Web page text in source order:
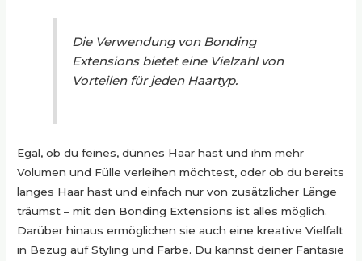
Die Verwendung von Bonding
Extensions bietet eine Vielzahl von
Vorteilen für jeden Haartyp.
Egal, ob du feines, dünnes Haar hast und ihm mehr
Volumen und Fülle verleihen möchtest, oder ob du bereits
langes Haar hast und einfach nur von zusätzlicher Länge
träumst – mit den Bonding Extensions ist alles möglich.
Darüber hinaus ermöglichen sie auch eine kreative Vielfalt
in Bezug auf Styling und Farbe. Du kannst deiner Fantasie